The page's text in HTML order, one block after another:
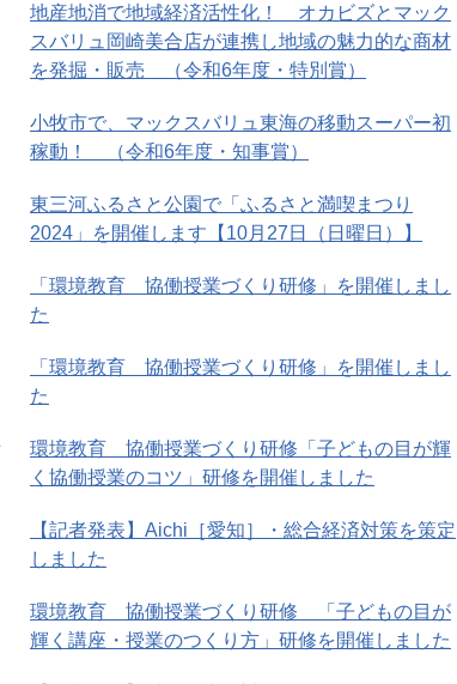
地産地消で地域経済活性化！ オカビズとマック
スバリュ岡崎美合店が連携し地域の魅力的な商材
を発掘・販売 （令和6年度・特別賞）
小牧市で、マックスバリュ東海の移動スーパー初
稼動！ （令和6年度・知事賞）
東三河ふるさと公園で「ふるさと満喫まつり
2024」を開催します【10月27日（日曜日）】
「環境教育 協働授業づくり研修」を開催しまし
た
「環境教育 協働授業づくり研修」を開催しまし
た
環境教育 協働授業づくり研修「子どもの目が輝
く協働授業のコツ」研修を開催しました
【記者発表】Aichi［愛知］・総合経済対策を策定
しました
環境教育 協働授業づくり研修 「子どもの目が
輝く講座・授業のつくり方」研修を開催しました